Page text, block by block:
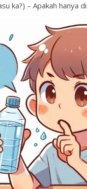
ka?) – Apakah hanya